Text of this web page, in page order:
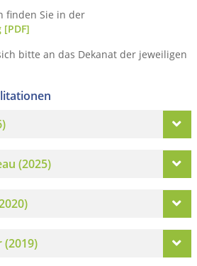
finden Sie in der
bitte an das Dekanat der jeweiligen
(2025)
(2019)